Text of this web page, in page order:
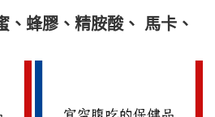
、蜂膠、精胺酸、 馬卡、